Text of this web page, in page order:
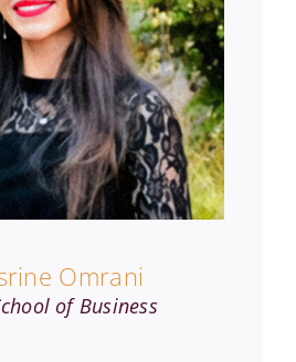
Omrani
of Business